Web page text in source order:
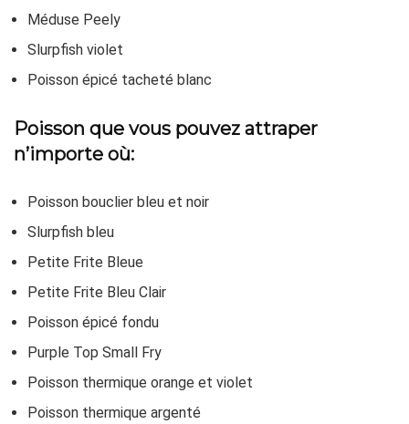
Méduse Peely
Slurpfish violet
Poisson épicé tacheté blanc
Poisson que vous pouvez attraper
n’importe où:
Poisson bouclier bleu et noir
Slurpfish bleu
Petite Frite Bleue
Petite Frite Bleu Clair
Poisson épicé fondu
Purple Top Small Fry
Poisson thermique orange et violet
Poisson thermique argenté